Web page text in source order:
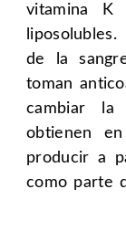
vitamina K
de la
toman
cambiar
obtienen
producir a
como parte